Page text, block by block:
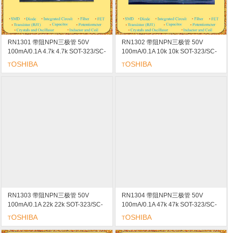
RN1301 带阻NPN三极管 50V
100mA/0.1A 4.7k 4.7k SOT-323/SC-
70/USM marking/标记 XA 开关 逆变
TOSHIBA
RN1302 带阻NPN三极管 50V
100mA/0.1A 10k 10k SOT-323/SC-
70/USM marking/标记 XB 开关 逆变
TOSHIBA
RN1303 带阻NPN三极管 50V
100mA/0.1A 22k 22k SOT-323/SC-
70/USM marking/标记 XC 开关 逆变
TOSHIBA
RN1304 带阻NPN三极管 50V
100mA/0.1A 47k 47k SOT-323/SC-
70/USM marking/标记 XD 开关 逆变
TOSHIBA